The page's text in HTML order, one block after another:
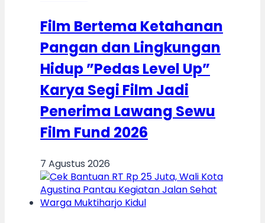
Film Bertema Ketahanan
Pangan dan Lingkungan
Hidup ”Pedas Level Up”
Karya Segi Film Jadi
Penerima Lawang Sewu
Film Fund 2026
7 Agustus 2026